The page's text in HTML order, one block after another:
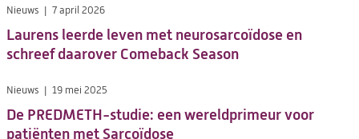
Laurens leerde leven met neurosarcoïdose en
schreef daarover Comeback Season
Nieuws 7 april 2026
De PREDMETH-studie: een wereldprimeur voor
patiënten met Sarcoïdose
Nieuws 19 mei 2025